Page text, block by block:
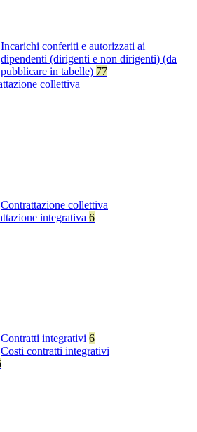
Incarichi conferiti e autorizzati ai
dipendenti (dirigenti e non dirigenti) (da
pubblicare in tabelle) 77
collettiva
Contrattazione collettiva
integrativa 6
Contratti integrativi 6
Costi contratti integrativi